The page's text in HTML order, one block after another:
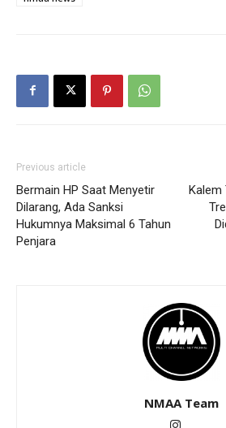
Previous article
Bermain HP Saat Menyetir
Dilarang, Ada Sanksi
Hukumnya Maksimal 6 Tahun
Penjara
Kalem
NMAA Team